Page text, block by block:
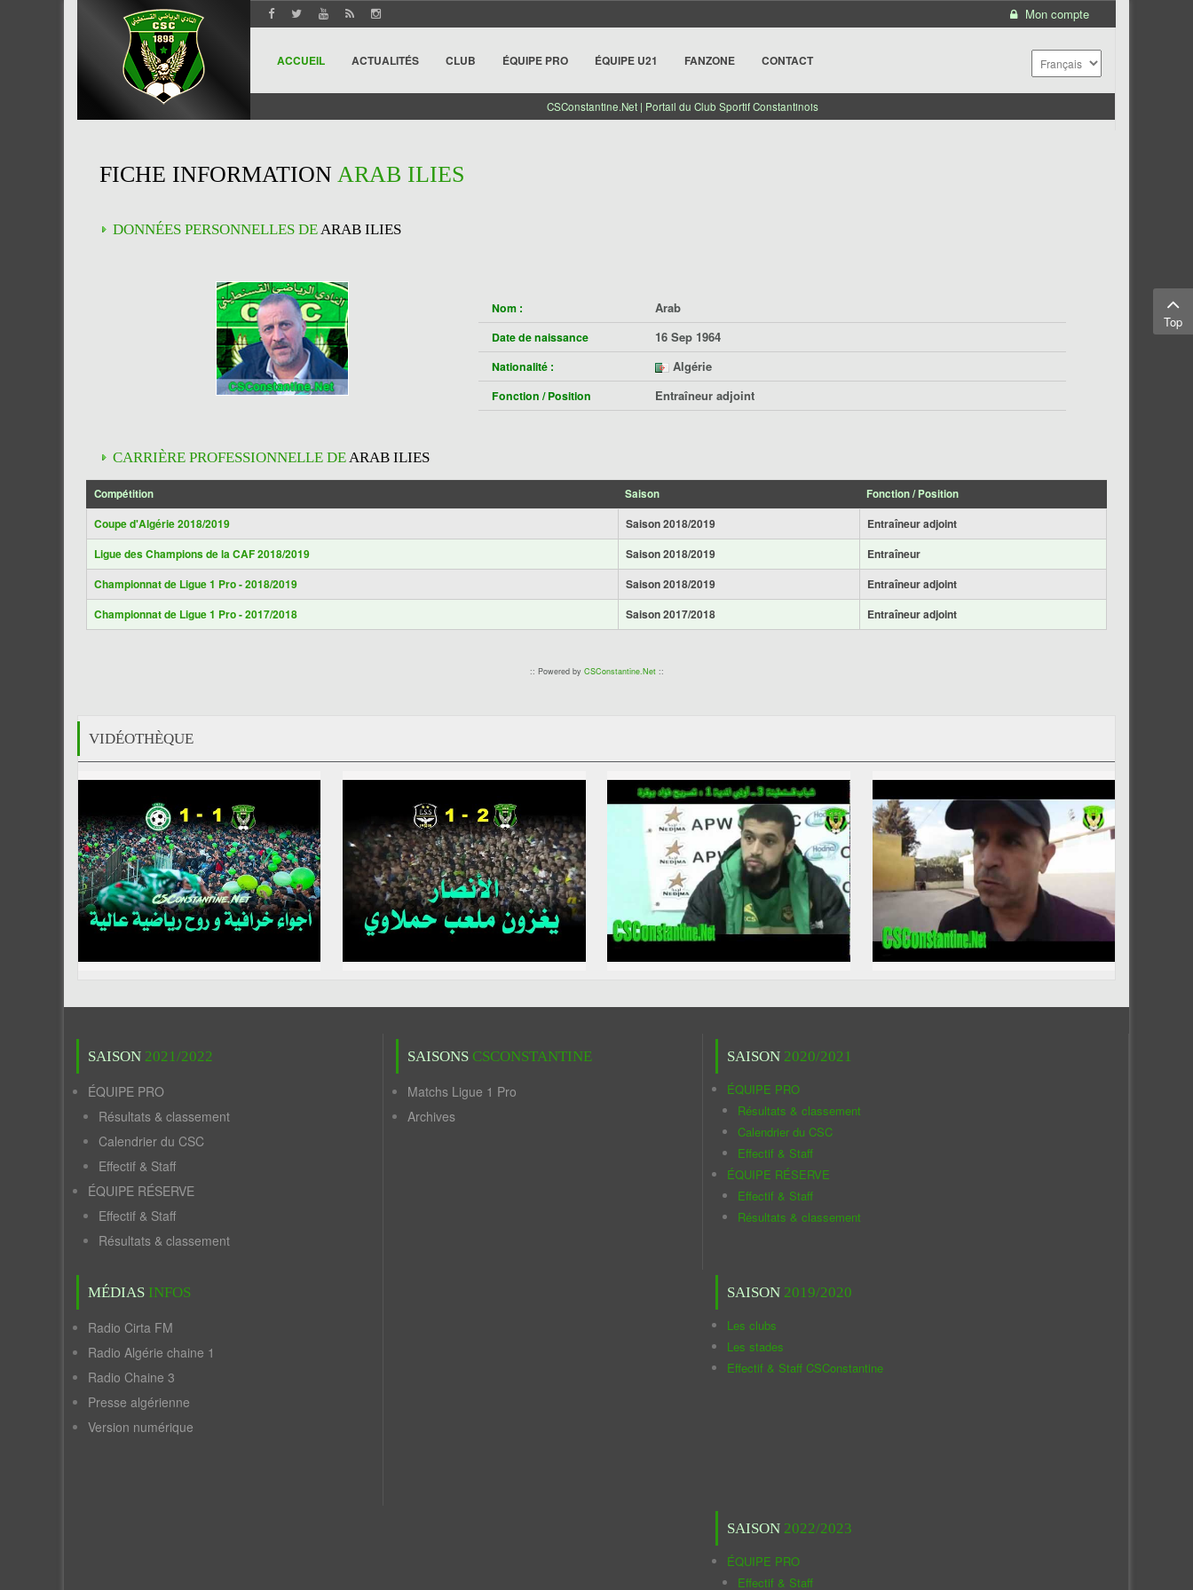
Mon compte
ACCUEIL ACTUALITÉS CLUB ÉQUIPE PRO ÉQUIPE U21 FANZONE CONTACT
CSConstantine.Net | Portail du Club Sportif Constantinois
FICHE INFORMATION ARAB ILIES
DONNÉES PERSONNELLES DEARAB ILIES
Nom : Arab
Date de naissance 16 Sep 1964
Nationalité : Algérie
Fonction / Position Entraîneur adjoint
CARRIÈRE PROFESSIONNELLE DEARAB ILIES
Compétition Saison Fonction / Position
Coupe d'Algérie 2018/2019 Saison 2018/2019
Entraîneur adjoint
Ligue des Champions de la CAF 2018/2019
Saison 2018/2019
Entraîneur
Championnat de Ligue 1 Pro - 2018/2019
Saison 2018/2019
Entraîneur adjoint
Championnat de Ligue 1 Pro - 2017/2018
Saison 2017/2018 Entraîneur adjoint
:: Powered by CSConstantine.Net::
VIDÉOTHÈQUE
SAISON 2021/2022
ÉQUIPE PRO
Résultats & classement
Calendrier du CSC
Effectif & Staff
ÉQUIPE RÉSERVE
Effectif & Staff
Résultats & classement
MÉDIAS INFOS
Radio Cirta FM
Radio Algérie chaine 1
Radio Chaine 3
Presse algérienne
Version numérique
SAISONS CSCONSTANTINE
Matchs Ligue 1 Pro
Archives
SAISON 2020/2021
ÉQUIPE PRO
Résultats & classement
Calendrier du CSC
Effectif & Staff
ÉQUIPE RÉSERVE
Effectif & Staff
Résultats & classement
SAISON 2019/2020
Les clubs
Les stades
Effectif & Staff CSConstantine
SAISON 2022/2023
ÉQUIPE PRO
Effectif & Staff
Top